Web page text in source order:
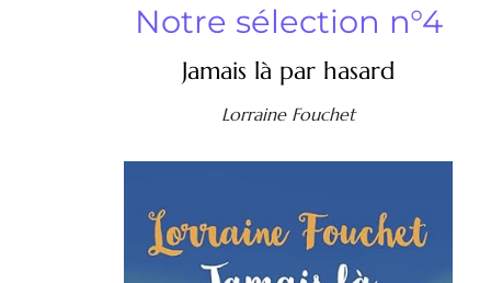
Notre sélection n°4
Jamais là par hasard
Lorraine Fouchet